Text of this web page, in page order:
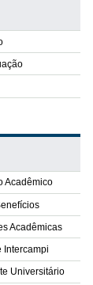
Acadêmico
Acadêmicas
Intercampi
Universitário